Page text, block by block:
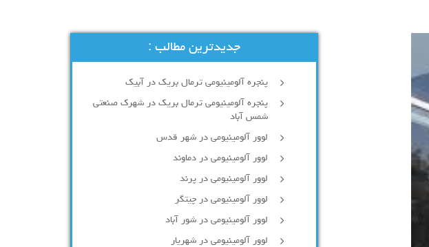
جدیدترین مطالب :
پنجره آلومینیومی ترمال بریک در آبیک
پنجره آلومینیومی ترمال بریک در شهرک صنعتی
شمس آباد
لوور آلومینیومی در شهر قدس
لوور آلومینیومی در دماوند
لوور آلومینیومی در پرند
لوور آلومینیومی در چیتگر
لوور آلومینیومی در شور آباد
لوور آلومينيومي در شهريار